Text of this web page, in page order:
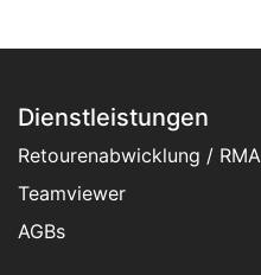
Dienstleistungen
Retourenabwicklung / RMA
Teamviewer
AGBs